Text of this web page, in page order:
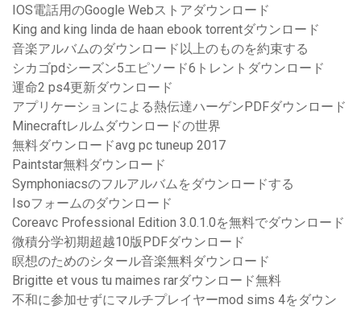
IOS電話用のGoogle Webストアダウンロード
King and king linda de haan ebook torrentダウンロード
音楽アルバムのダウンロード以上のものを約束する
シカゴpdシーズン5エピソード6トレントダウンロード
運命2 ps4更新ダウンロード
アプリケーションによる熱伝達ハーゲンPDFダウンロード
Minecraftレルムダウンロードの世界
無料ダウンロードavg pc tuneup 2017
Paintstar無料ダウンロード
Symphoniacsのフルアルバムをダウンロードする
Isoフォームのダウンロード
Coreavc Professional Edition 3.0.1.0を無料でダウンロード
微積分学初期超越10版PDFダウンロード
瞑想のためのシタール音楽無料ダウンロード
Brigitte et vous tu maimes rarダウンロード無料
不和に参加せずにマルチプレイヤーmod sims 4をダウン